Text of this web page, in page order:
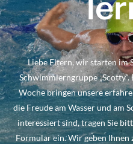
Liebe Eltern, wir starten im
Schwimmlerngruppe
Woche bringen unsere
die Freude am Wasser und am
interessiert sind, tragen Sie
Formular ein. Wir geben Ihnen